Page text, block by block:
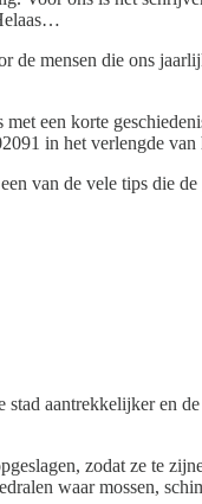
mensen die ons
een korte
in het verlengde
van de vele tips die de
aantrekkelijker en
zodat ze te
waar mossen,